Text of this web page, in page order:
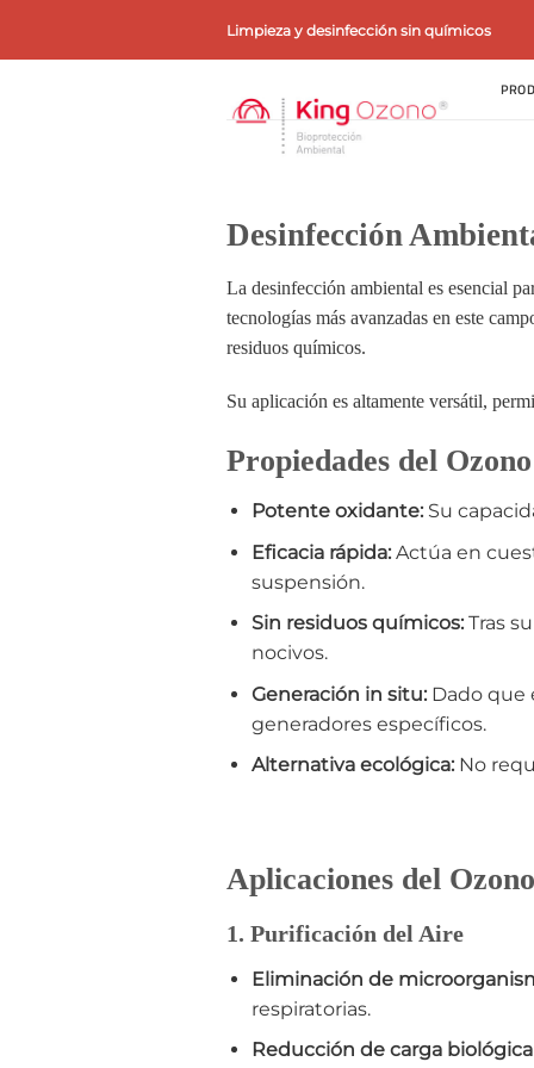
Limpieza y desinfección sin químicos
Desinfección
La desinfección ambiental es esencial
tecnologías más avanzadas en este
residuos químicos.
Su aplicación es altamente versátil,
Propiedades del
Potente oxidante:Su
Eficacia rápida:Actúa en
suspensión.
Sin residuos químicos:Tras
nocivos.
Generación in situ:Dado que
generadores específicos.
Alternativa ecológica:No
Aplicaciones del
1. Purificación del Aire
Eliminación de
respiratorias.
Reducción de carga